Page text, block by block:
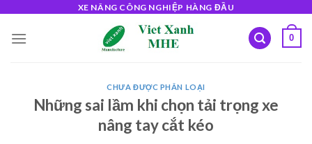
content
XE NÂNG CÔNG NGHIỆP HÀNG ĐẦU
0
CHƯA ĐƯỢC PHÂN LOẠI
Những sai lầm khi chọn tải trọng xe
nâng tay cắt kéo